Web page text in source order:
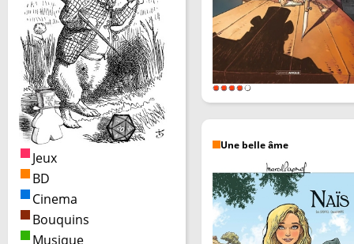
Jeux
BD
Cinema
Bouquins
Musique
Une belle âme